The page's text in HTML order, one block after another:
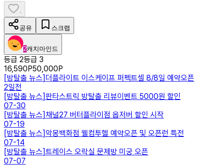
-
공유 스크랩
2캐치마인드
등급 2등급 3
16,590P50,000P
[방탈출 뉴스] 더플라이트 이스케이프 퍼펙트셀 8/8일 예약오픈
2일전
[방탈출 뉴스]판타스트릭 방탈출 리뷰이벤트 5000원 할인
07-30
[방탈출 뉴스]채널27 버터플라이점 옵저버 할인 시작
07-19
[방탈출 뉴스]악몽백화점 웰컴투헬 예약오픈 및 오픈런 특전
07-14
[방탈출 뉴스]트레이스 오락실 문제방 미궁 오픈
07-07